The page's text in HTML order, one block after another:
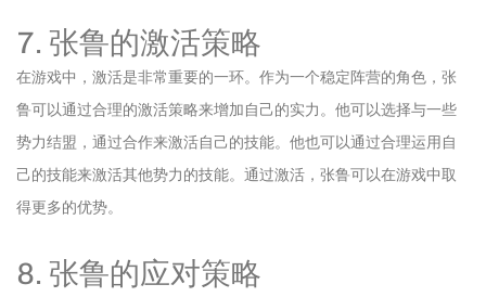
7. 张鲁的激活策略
在游戏中，激活是非常重要的一环。作为一个稳定阵营的角色，张
鲁可以通过合理的激活策略来增加自己的实力。他可以选择与一些
势力结盟，通过合作来激活自己的技能。他也可以通过合理运用自
己的技能来激活其他势力的技能。通过激活，张鲁可以在游戏中取
得更多的优势。
8. 张鲁的应对策略